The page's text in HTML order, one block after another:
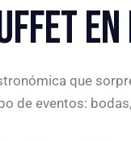
que
de eventos: